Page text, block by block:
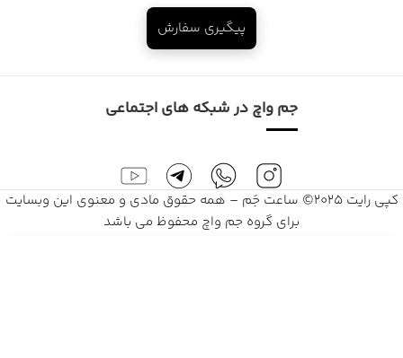
پیگیری سفارش
جم واچ در شبکه های اجتماعی
کپی رایت 2025© ساعت جَم – همه حقوق مادی و معنوی این وبسایت
برای گروه جم واچ محفوظ می باشد